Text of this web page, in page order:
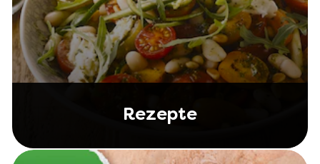
Rezepte